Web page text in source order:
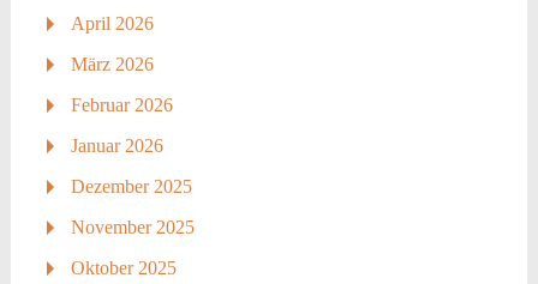
April 2026
März 2026
Februar 2026
Januar 2026
Dezember 2025
November 2025
Oktober 2025